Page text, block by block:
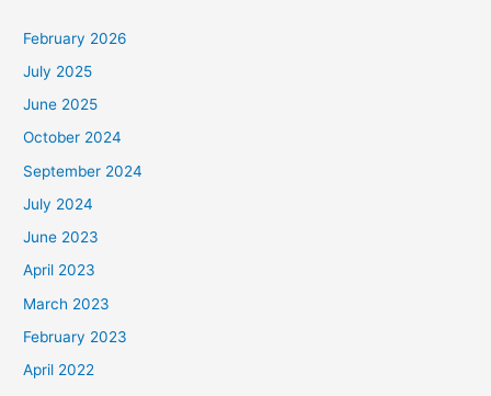
February 2026
July 2025
June 2025
October 2024
September 2024
July 2024
June 2023
April 2023
March 2023
February 2023
April 2022